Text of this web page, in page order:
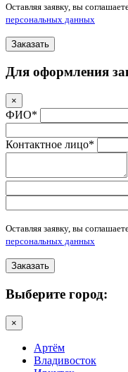
Оставляя заявку, вы
персональных данных
Заказать
Для оформления
×
ФИО*
Контактное лицо*
Оставляя заявку, вы
персональных данных
Заказать
Выберите город:
×
Артём
Владивосток